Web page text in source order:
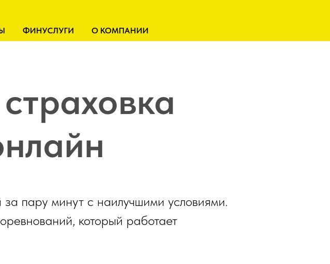
ФИНУСЛУГИ О КОМПАНИИ
пару минут с наилучшими условиями.
который работает